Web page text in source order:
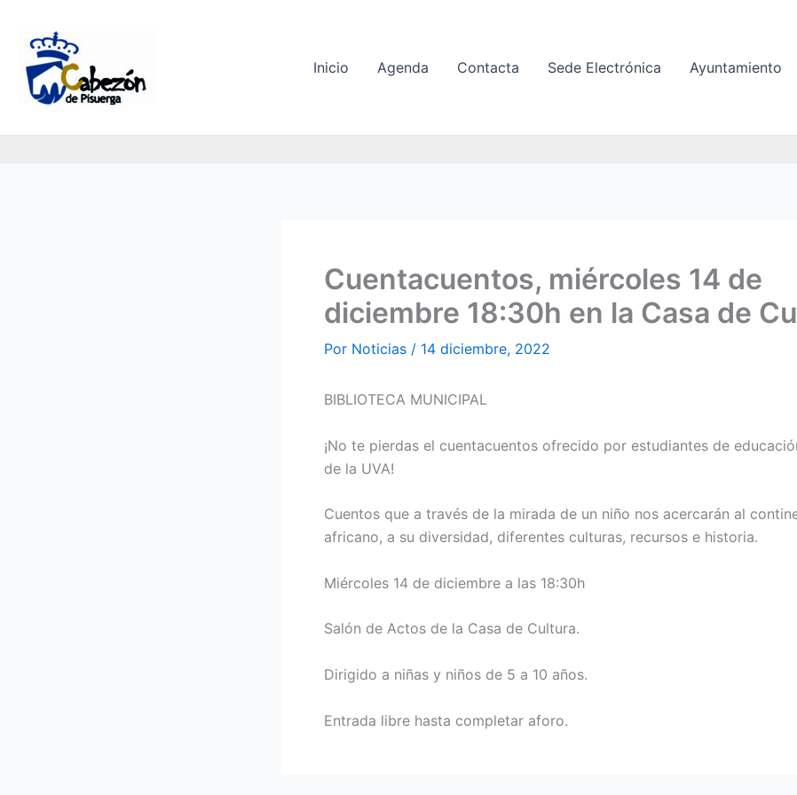
contenido
Inicio Agenda Contacta Sede Electrónica Ayuntamiento
Cuentacuentos, miércoles 14 de
diciembre 18:30h en la Casa de
Por Noticias / 14 diciembre, 2022
BIBLIOTECA MUNICIPAL
¡No te pierdas el cuentacuentos ofrecido por estudiantes de
de la UVA!
Cuentos que a través de la mirada de un niño nos acercarán al
africano, a su diversidad, diferentes culturas, recursos e historia.
Miércoles 14 de diciembre a las 18:30h
Salón de Actos de la Casa de Cultura.
Dirigido a niñas y niños de 5 a 10 años.
Entrada libre hasta completar aforo.